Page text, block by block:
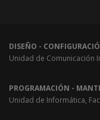
DISEÑO -
Unidad de Comunicación
PROGRAMACIÓN -
Unidad de Informática,